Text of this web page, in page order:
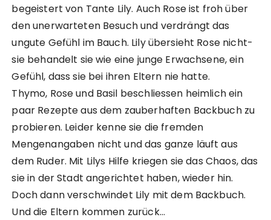
begeistert von Tante Lily. Auch Rose ist froh über
den unerwarteten Besuch und verdrängt das
ungute Gefühl im Bauch. Lily übersieht Rose nicht-
sie behandelt sie wie eine junge Erwachsene, ein
Gefühl, dass sie bei ihren Eltern nie hatte.
Thymo, Rose und Basil beschliessen heimlich ein
paar Rezepte aus dem zauberhaften Backbuch zu
probieren. Leider kenne sie die fremden
Mengenangaben nicht und das ganze läuft aus
dem Ruder. Mit Lilys Hilfe kriegen sie das Chaos, das
sie in der Stadt angerichtet haben, wieder hin.
Doch dann verschwindet Lily mit dem Backbuch.
Und die Eltern kommen zurück…